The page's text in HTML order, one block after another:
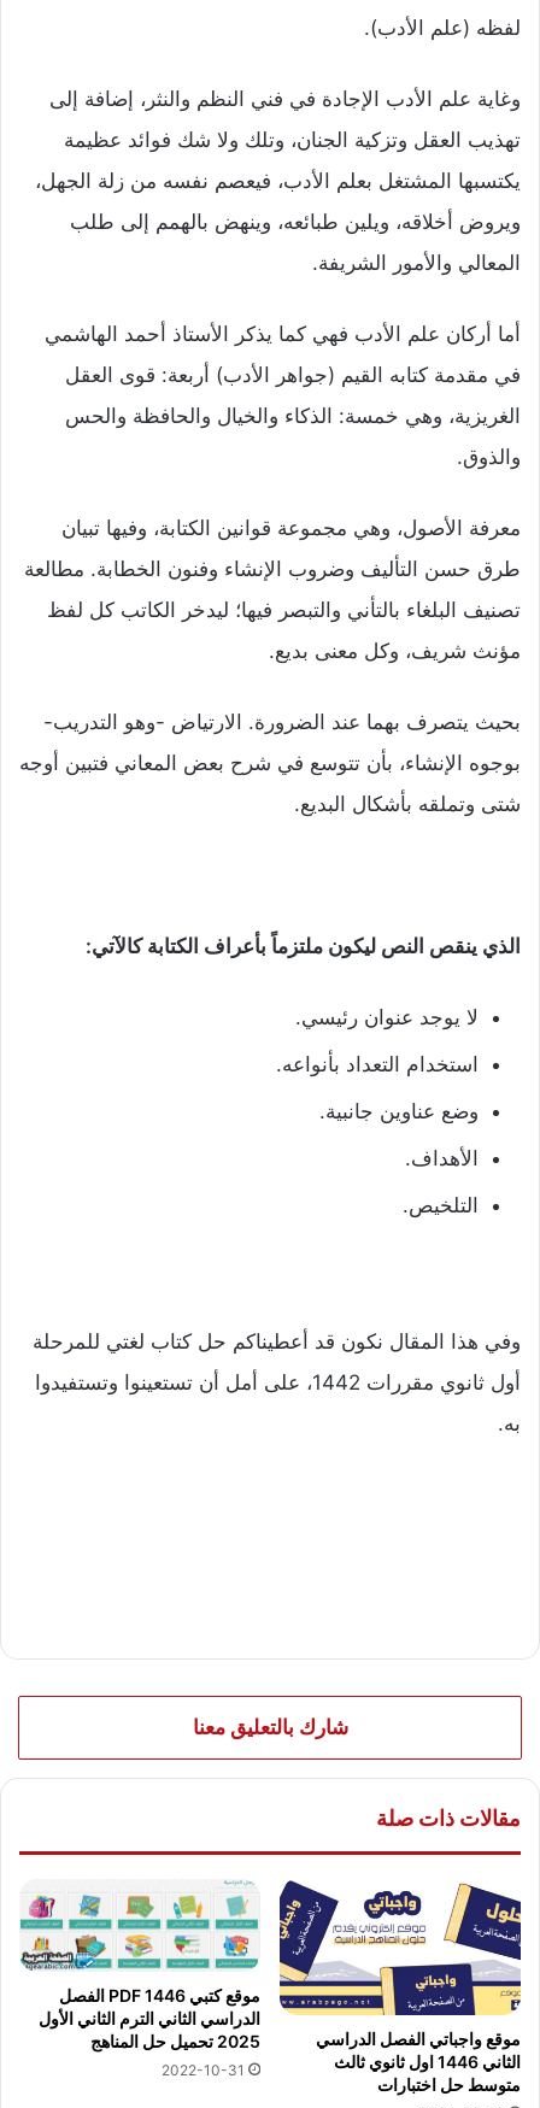
لفظه (علم الأدب).
وغاية علم الأدب الإجادة في فني النظم والنثر، إضافة إلى
تهذيب العقل وتزكية الجنان، وتلك ولا شك فوائد عظيمة
يكتسبها المشتغل بعلم الأدب، فيعصم نفسه من زلة الجهل،
ويروض أخلاقه، ويلين طبائعه، وينهض بالهمم إلى طلب
المعالي والأمور الشريفة.
أما أركان علم الأدب فهي كما يذكر الأستاذ أحمد الهاشمي
في مقدمة كتابه القيم (جواهر الأدب) أربعة: قوى العقل
الغريزية، وهي خمسة: الذكاء والخيال والحافظة والحس
والذوق.
معرفة الأصول، وهي مجموعة قوانين الكتابة، وفيها تبيان
طرق حسن التأليف وضروب الإنشاء وفنون الخطابة. مطالعة
تصنيف البلغاء بالتأني والتبصر فيها؛ ليدخر الكاتب كل لفظ
مؤنث شريف، وكل معنى بديع.
بحيث يتصرف بهما عند الضرورة. الارتياض -وهو التدريب-
بوجوه الإنشاء، بأن تتوسع في شرح بعض المعاني فتبين أوجه
شتى وتملقه بأشكال البديع.
الذي ينقص النص ليكون ملتزماً بأعراف الكتابة كالآتي:
لا يوجد عنوان رئيسي.
استخدام التعداد بأنواعه.
وضع عناوين جانبية.
الأهداف.
التلخيص.
وفي هذا المقال نكون قد أعطيناكم حل كتاب لغتي للمرحلة
أول ثانوي مقررات 1442، على أمل أن تستعينوا وتستفيدوا
به.
شارك بالتعليق معنا
مقالات ذات صلة
موقع واجباتي الفصل الدراسي
الثاني 1446 اول ثانوي ثالث
متوسط حل اختبارات
موقع كتبي PDF 1446 الفصل
الدراسي الثاني الترم الثاني الأول
2025 تحميل حل المناهج
2022-10-31